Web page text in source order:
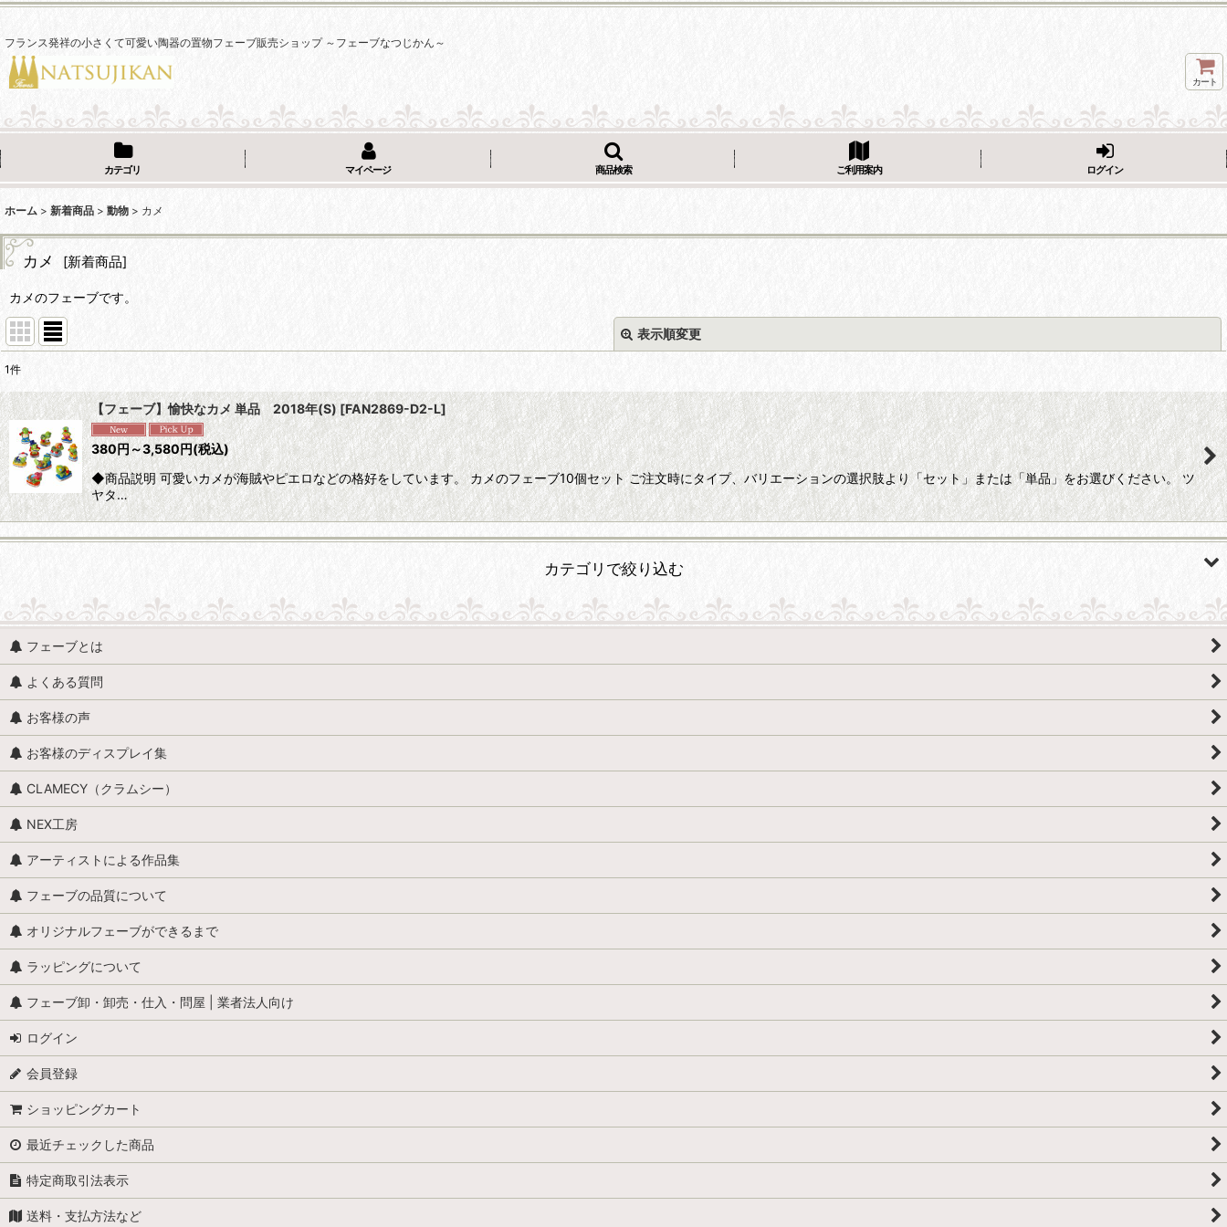
フランス発祥の小さくて可愛い陶器の置物フェーブ販売ショップ ～フェーブなつじかん～
カート
カテゴリ マイページ 商品検索 ご利用案内 ログイン
ホーム > 新着商品 > 動物 > カメ
カメ [新着商品]
カメのフェーブです。
表示順変更
並び順 :
絞り込む
1件
【フェーブ】愉快なカメ 単品 2018年(S) [FAN2869-D2-L]
380円～3,580円(税込)
◆商品説明 可愛いカメが海賊やピエロなどの格好をしています。 カメのフェーブ10個セット ご注文時にタイプ、バリエーションの選択肢より「セット」または「単品」をお選びください。 ツ
ヤタ…
カテゴリで絞り込む
動物 (すべての商品を表示)
魚、イルカ、くじら、サメ
馬（うま）
牛
昆虫・爬虫類・両生類
カエル
全般（ぞう、ねずみ 等）
ふくろう
カメ
トラ・ライオン・猛獣
ペンギン
犬
フェーブとは
よくある質問
お客様の声
お客様のディスプレイ集
CLAMECY（クラムシー）
NEX工房
アーティストによる作品集
フェーブの品質について
オリジナルフェーブができるまで
ラッピングについて
フェーブ卸・卸売・仕入・問屋 | 業者法人向け
ログイン
会員登録
ショッピングカート
最近チェックした商品
特定商取引法表示
送料・支払方法など